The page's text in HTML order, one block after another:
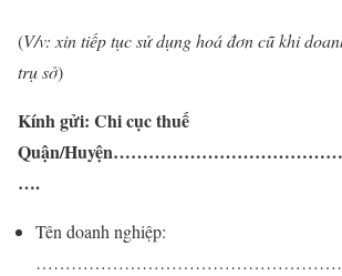
(V/v:xin tiếp tục sử dụng hoá đơn cũ khi
trụ sở)
Kính gửi: Chi cục thuế
Quận/
….
Tên doanh nghiệp: